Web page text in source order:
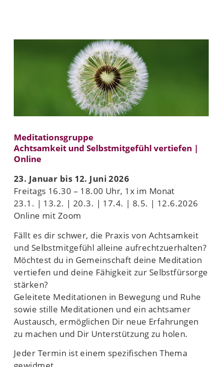
Meditationsgruppe
Achtsamkeit und Selbstmitgefühl vertiefen |
Online
23. Januar bis 12. Juni 2026
Freitags 16.30 – 18.00 Uhr, 1x im Monat
23.1. | 13.2. | 20.3. | 17.4. | 8.5. | 12.6.2026
Online mit Zoom
Fällt es dir schwer, die Praxis von Achtsamkeit
und Selbstmitgefühl alleine aufrechtzuerhalten?
Möchtest du in Gemeinschaft deine Meditation
vertiefen und deine Fähigkeit zur Selbstfürsorge
stärken?
Geleitete Meditationen in Bewegung und Ruhe
sowie stille Meditationen und ein achtsamer
Austausch, ermöglichen Dir neue Erfahrungen
zu machen und Dir Unterstützung zu holen.
Jeder Termin ist einem spezifischen Thema